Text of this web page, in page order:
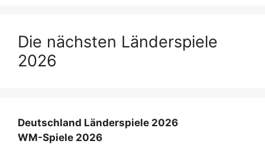
Die nächsten Länderspiele
2026
Deutschland Länderspiele 2026
WM-Spiele 2026